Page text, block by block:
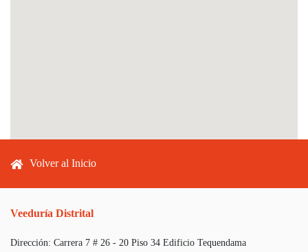
Footer menu
Volver al Inicio
Veeduría Distrital
Dirección: Carrera 7 # 26 - 20 Piso 34 Edificio Tequendama